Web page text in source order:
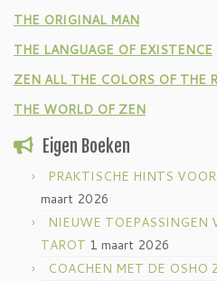
THE ORIGINAL MAN
THE LANGUAGE OF EXISTENCE
ZEN ALL THE COLORS OF THE
THE WORLD OF ZEN
Eigen Boeken
PRAKTISCHE HINTS
maart 2026
NIEUWE TOEPASSINGEN
TAROT 1 maart 2026
COACHEN MET DE OSHO